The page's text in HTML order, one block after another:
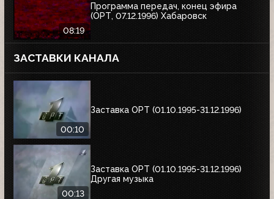
08:19
Программа передач, конец эфира
(ОРТ, 07.12.1996) Хабаровск
ЗАСТАВКИ КАНАЛА
00:10
Заставка ОРТ (01.10.1995-31.12.1996)
00:13
Заставка ОРТ (01.10.1995-31.12.1996)
Другая музыка